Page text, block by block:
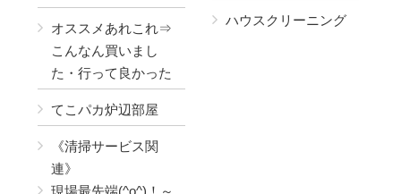
オススメあれこれ⇒
こんなん買いまし
た・行って良かった
てこパカ炉辺部屋
《清掃サービス関
連》
現場最先端(^o^)！～
ハウスクリーニング